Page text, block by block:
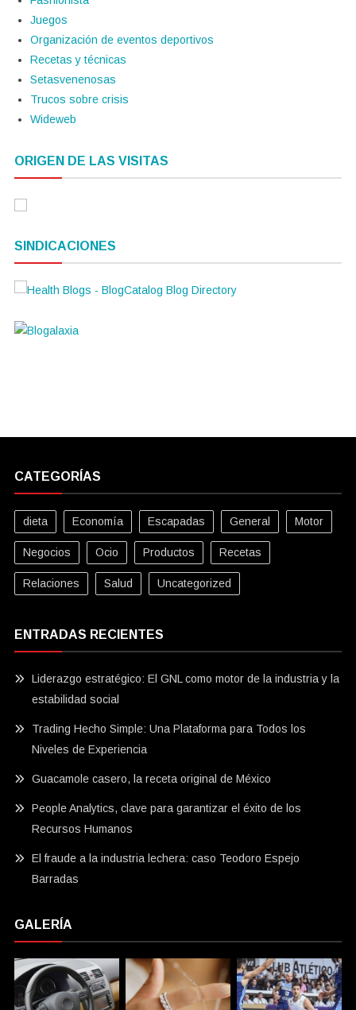
Juegos
Organización de eventos deportivos
Recetas y técnicas
Setasvenenosas
Trucos sobre crisis
Wideweb
ORIGEN DE LAS VISITAS
SINDICACIONES
CATEGORÍAS
dieta Economía Escapadas General Motor
Negocios Ocio Productos Recetas
Relaciones Salud Uncategorized
ENTRADAS RECIENTES
Liderazgo estratégico: El GNL como motor de la industria y la
estabilidad social
Trading Hecho Simple: Una Plataforma para Todos los
Niveles de Experiencia
Guacamole casero, la receta original de México
People Analytics, clave para garantizar el éxito de los
Recursos Humanos
El fraude a la industria lechera: caso Teodoro Espejo
Barradas
GALERÍA